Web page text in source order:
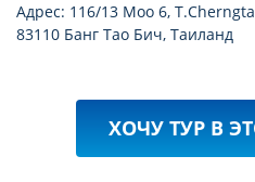
Адрес: 116/13 Moo 6,
83110 Банг Тао Бич, Таиланд
ХОЧУ ТУР В